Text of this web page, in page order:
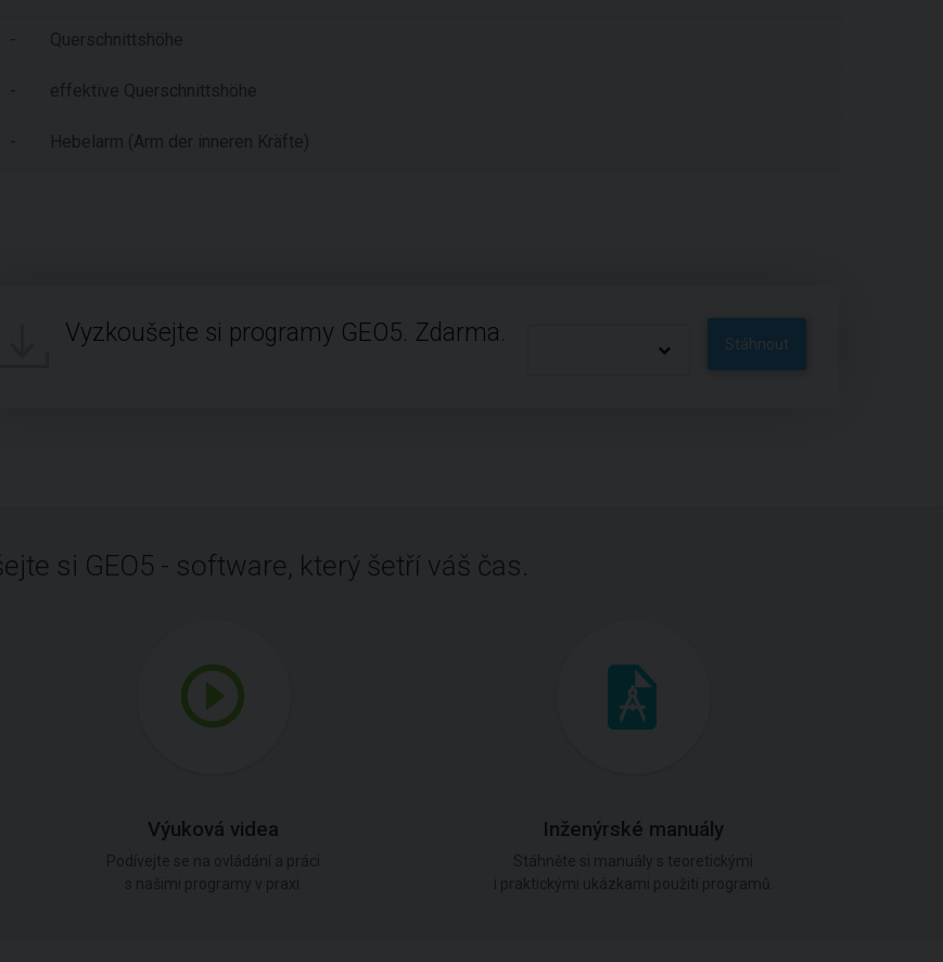
- Querschnittshöhe
- effektive Querschnittshöhe
- Hebelarm (Arm der inneren Kräfte)
Vyzkoušejte si programy GEO5. Zdarma. Stáhnout
si GEO5 - software, který šetří váš čas.
Výuková videa Inženýrské manuály